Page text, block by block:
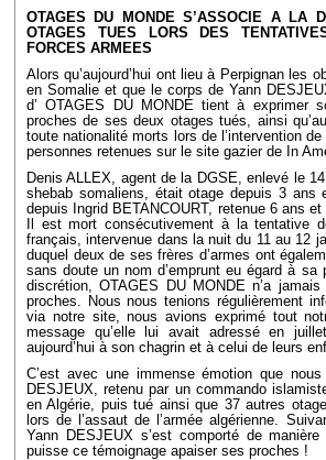
OTAGES DU MONDE S’ASSOCIE A LA
OTAGES TUES LORS DES
FORCES ARMEES
Alors qu’aujourd’hui ont lieu à Perpignan les
en Somalie et que le corps de Yann
d’ OTAGES DU MONDE tient à exprimer
proches de ses deux otages tués, ainsi
toute nationalité morts lors de l’intervention
personnes retenues sur le site gazier de In
Denis ALLEX, agent de la DGSE, enlevé le
shebab somaliens, était otage depuis 3
depuis Ingrid BETANCOURT, retenue 6 ans
Il est mort consécutivement à la tentative
français, intervenue dans la nuit du 11 au 12
duquel deux de ses frères d’armes ont
sans doute un nom d’emprunt eu égard à
discrétion, OTAGES DU MONDE n’a
proches. Nous nous tenions régulièrement
via notre site, nous avions exprimé tout
message qu’elle lui avait adressé en
aujourd’hui à son chagrin et à celui de leurs
C’est avec une immense émotion que
DESJEUX, retenu par un commando
en Algérie, puis tué ainsi que 37 autres
lors de l’assaut de l’armée algérienne.
Yann DESJEUX s’est comporté de
puisse ce témoignage apaiser ses proches !